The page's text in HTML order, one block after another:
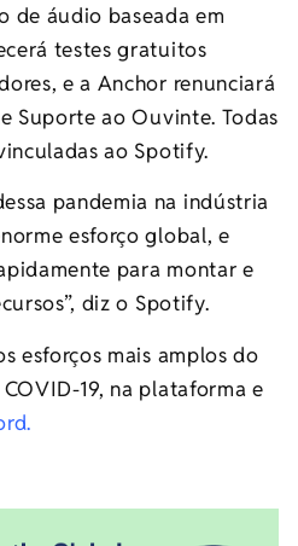
de áudio baseada em
testes gratuitos
e a Anchor renunciará
Suporte ao Ouvinte. Todas
ao Spotify.
pandemia na indústria
esforço global, e
para montar e
diz o Spotify.
esforços mais amplos do
19, na plataforma e